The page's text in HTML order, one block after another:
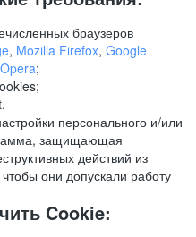
браузеров
, Mozilla Firefox, Google
Opera;
персонального и/или
защищающая
действий из
они допускали работу
Cookie: